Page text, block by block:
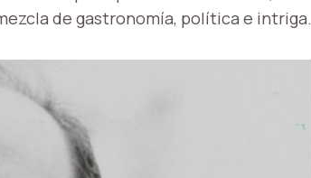
de gastronomía, política e intriga.